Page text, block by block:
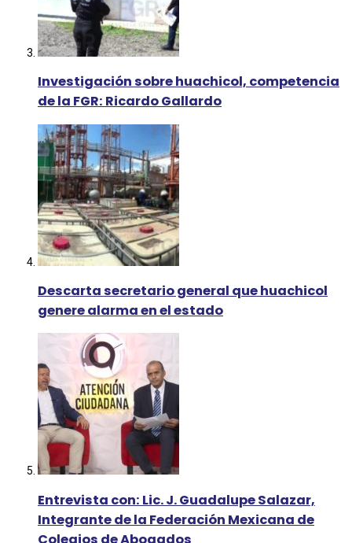
Investigación sobre huachicol, competencia
de la FGR: Ricardo Gallardo
Descarta secretario general que huachicol
genere alarma en el estado
Entrevista con: Lic. J. Guadalupe Salazar,
Integrante de la Federación Mexicana de
Colegios de Abogados